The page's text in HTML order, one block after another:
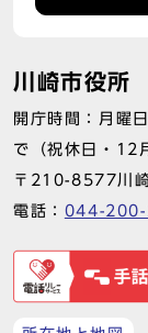
川崎市役所
開庁時間：月曜
で（祝休日・12
〒210-8577川
電話： 044-200-